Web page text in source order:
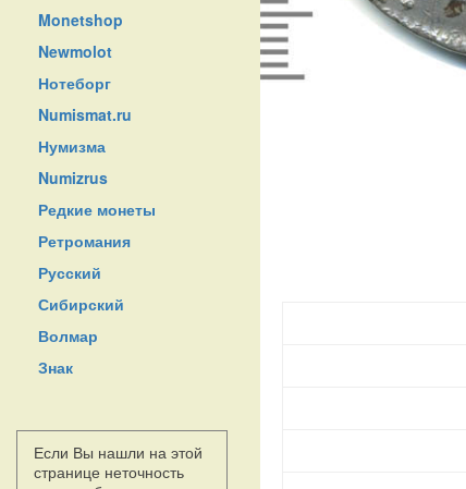
Monetshop
Newmolot
Нотеборг
Numismat.ru
Нумизма
Numizrus
Редкие монеты
Ретромания
Русский
Сибирский
Волмар
Знак
Если Вы нашли на этой
странице неточность